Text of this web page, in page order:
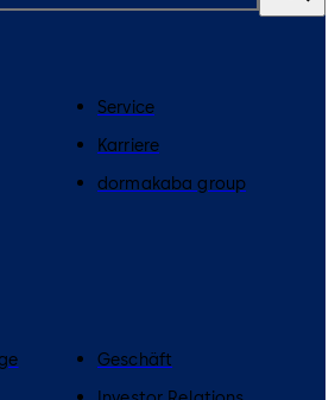
Service
Karriere
dormakaba group
Geschäft